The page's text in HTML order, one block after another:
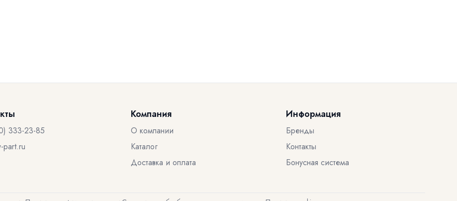
333-23-85
part.ru
Компания
О компании
Каталог
Доставка и оплата
Информация
Бренды
Контакты
Бонусная система